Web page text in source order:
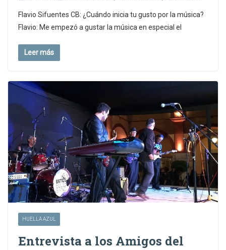
Flavio Sifuentes CB: ¿Cuándo inicia tu gusto por la música?
Flavio: Me empezó a gustar la música en especial el
Leer más
HUELLA AZUL
Entrevista a los Amigos del